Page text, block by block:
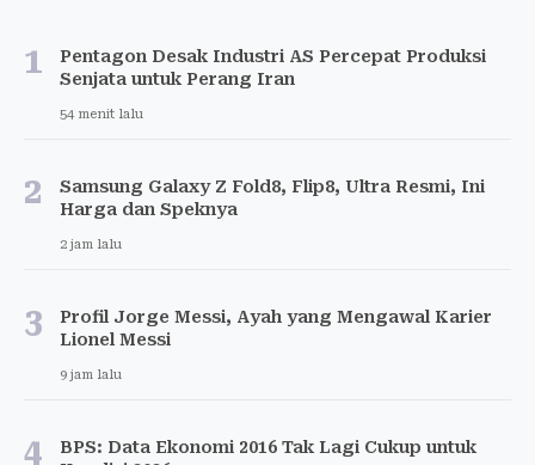
1
Pentagon Desak Industri AS Percepat Produksi
Senjata untuk Perang Iran
54 menit lalu
2
Samsung Galaxy Z Fold8, Flip8, Ultra Resmi, Ini
Harga dan Speknya
2 jam lalu
3
Profil Jorge Messi, Ayah yang Mengawal Karier
Lionel Messi
9 jam lalu
4
BPS: Data Ekonomi 2016 Tak Lagi Cukup untuk